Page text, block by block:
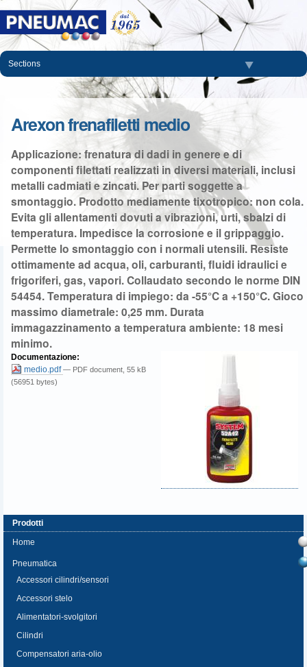
contenuti.
Salta
alla
navigazione
Sections
Arexon frenafiletti medio
Applicazione: frenatura di dadi in genere e di
componenti filettati realizzati in diversi materiali, inclusi
metalli cadmiati e zincati. Per parti soggette a
smontaggio. Prodotto mediamente tixotropico: non cola.
Evita gli allentamenti dovuti a vibrazioni, urti, sbalzi di
temperatura. Impedisce la corrosione e il grippaggio.
Permette lo smontaggio con i normali utensili. Resiste
ottimamente ad acqua, oli, carburanti, fluidi idraulici e
frigoriferi, gas, vapori. Collaudato secondo le norme DIN
54454. Temperatura di impiego: da -55°C a +150°C. Gioco
massimo diametrale: 0,25 mm. Durata
immagazzinamento a temperatura ambiente: 18 mesi
minimo.
Documentazione:
medio.pdf— PDF document, 55 kB
(56951 bytes)
Prodotti
Home
Pneumatica
Accessori cilindri/sensori
Accessori stelo
Alimentatori-svolgitori
Cilindri
Compensatori aria-olio